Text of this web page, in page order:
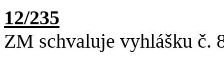
12/235
ZM schvaluje vyhlášku č.